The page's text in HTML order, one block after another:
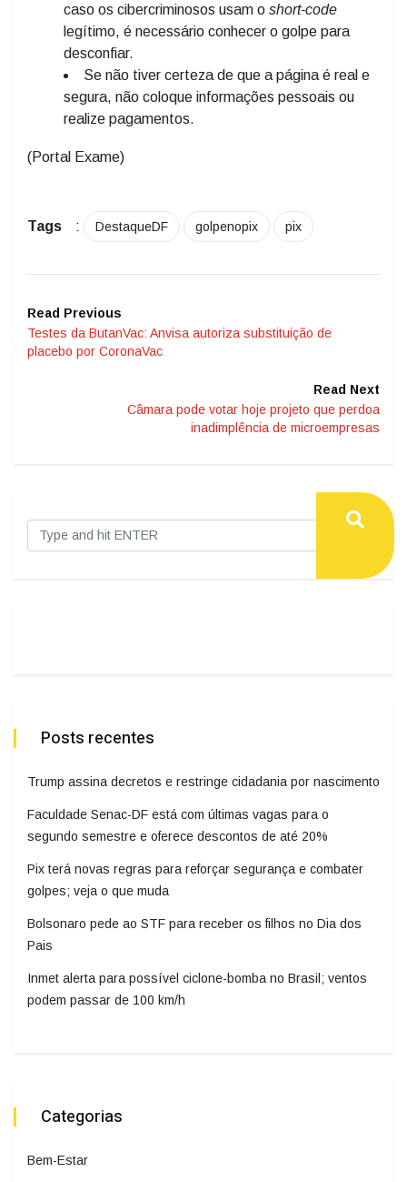
caso os cibercriminosos usam o short-code
legítimo, é necessário conhecer o golpe para
desconfiar.
Se não tiver certeza de que a página é real e
segura, não coloque informações pessoais ou
realize pagamentos.
(Portal Exame)
Tags : DestaqueDF golpenopix pix
Read Previous
Testes da ButanVac: Anvisa autoriza substituição de
placebo por CoronaVac
Read Next
Câmara pode votar hoje projeto que perdoa
inadimplência de microempresas
Posts recentes
Trump assina decretos e restringe cidadania por nascimento
Faculdade Senac-DF está com últimas vagas para o
segundo semestre e oferece descontos de até 20%
Pix terá novas regras para reforçar segurança e combater
golpes; veja o que muda
Bolsonaro pede ao STF para receber os filhos no Dia dos
Pais
Inmet alerta para possível ciclone-bomba no Brasil; ventos
podem passar de 100 km/h
Categorias
Bem-Estar